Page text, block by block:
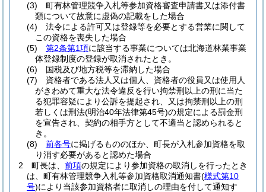
(3)
町有林管理競争入札等参加資格審査申請書又は添付書
類について故意に虚偽の記載をした場合
(4)
法令による許可又は登録等を必要とする営業に関して
この資格を喪失した場合
(5)
第2条第1項に該当する事業については北海道林業事業
体登録制度の登録が取消されたとき。
(6)
国税及び地方税等を滞納した場合
(7)
資格者である法人又は個人、資格者の役員又は使用人
がきわめて重大な法令違反を行い拘禁刑以上の刑に当た
る犯罪容疑により公訴を提起され、又は拘禁刑以上の刑
若しくは刑法(明治40年法律第45号)の規定による罰金刑
を宣告され、契約の相手方として不適当と認められると
き。
(8)
前各号に掲げるもののほか、町長が入札参加資格を取
り消す必要があると認めた場合
2
町長は、 前項の規定により参加資格の取消しを行ったとき
は、町有林管理競争入札等参加資格取消通知書(様式第10
号)により当該参加資格者に取消しの理由を付して通知す